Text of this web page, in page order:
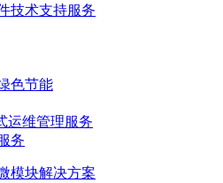
技术支持服务
色节能
运维管理服务
务
模块解决方案